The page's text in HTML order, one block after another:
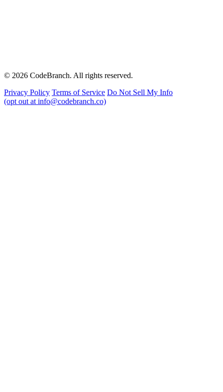
© 2026 CodeBranch. All rights reserved.
Privacy Policy Terms of Service Do Not Sell My Info
(opt out at info@codebranch.co)